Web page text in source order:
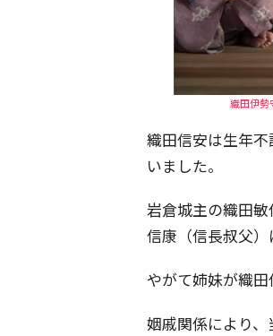
織田伊勢
織田信安は生年
いました。
岩倉城主の織田
信康（信長叔父）
やがて姉妹が織
姻戚関係により